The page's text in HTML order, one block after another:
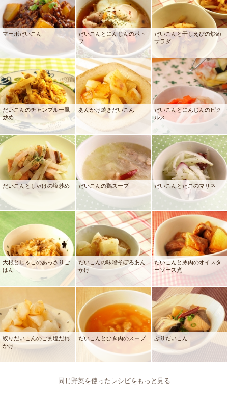
マーボだいこん
だいこんとにんじんのポト
フ
だいこんと干しえびの炒め
サラダ
だいこんのチャンプルー風
炒め
あんかけ焼きだいこん
だいこんとにんじんのピク
ルス
だいこんとしゃけの塩炒め だいこんの鶏スープ だいこんとたこのマリネ
大根とじゃこのあっさりご
はん
だいこんの味噌そぼろあん
かけ
だいこんと豚肉のオイスタ
ーソース煮
絞りだいこんのごま塩だれ
かけ
だいこんとひき肉のスープ ぶりだいこん
同じ野菜を使ったレシピをもっと見る